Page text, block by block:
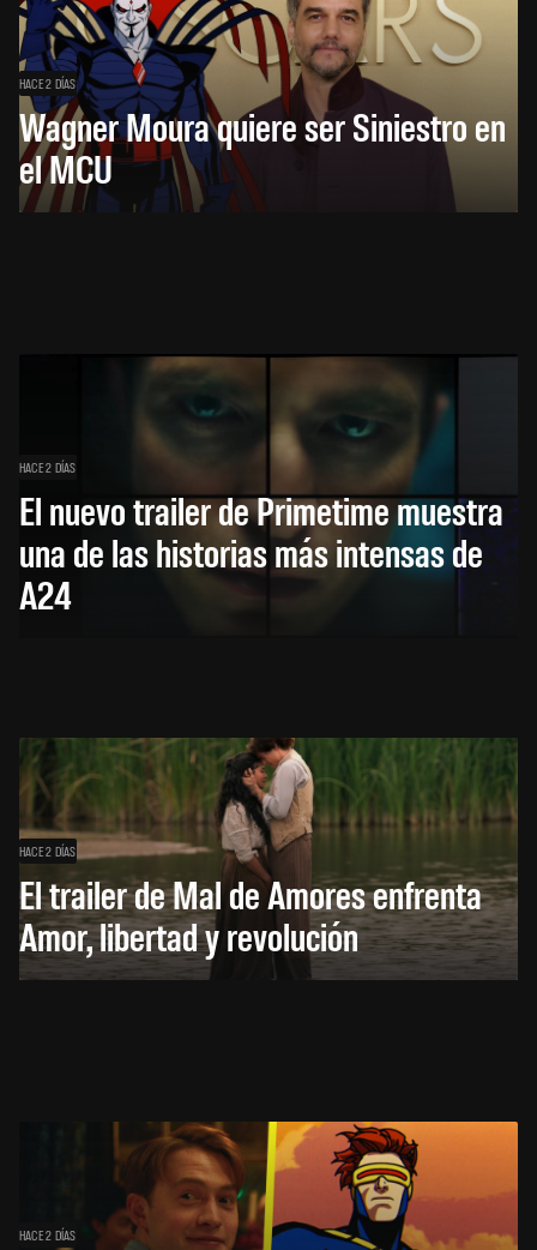
HACE 2 DÍAS
Wagner Moura quiere ser Siniestro en
el MCU
HACE 2 DÍAS
El nuevo trailer de Primetime muestra
una de las historias más intensas de
A24
HACE 2 DÍAS
El trailer de Mal de Amores enfrenta
Amor, libertad y revolución
HACE 2 DÍAS